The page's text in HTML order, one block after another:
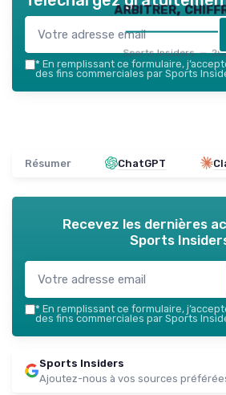
arbitrer,
Sports Insiders —
* En remplissant ce formulaire,
des fins commerciales par Sports
Résumer ChatGPT
Recevez les dernières
Sports
* En remplissant ce formulaire,
des fins commerciales par Sports
Sports Insiders
Ajoutez-nous à vos sources